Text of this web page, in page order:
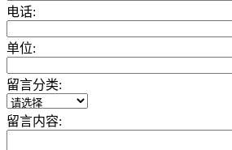
电话:
单位:
留言分类:
留言内容: